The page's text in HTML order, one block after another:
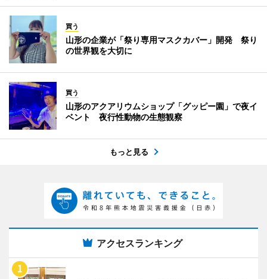
買う
山形の企業が「祭り専用マスクカバー」開発 祭り
の世界観を大切に
買う
山形のアクアリウムショップ「グッピー園」で夜イ
ベント 夜行性動物の生態観察
もっと見る
アクセスランキング